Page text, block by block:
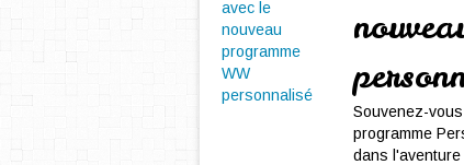
Souvenez-
programme
dans l'aventure